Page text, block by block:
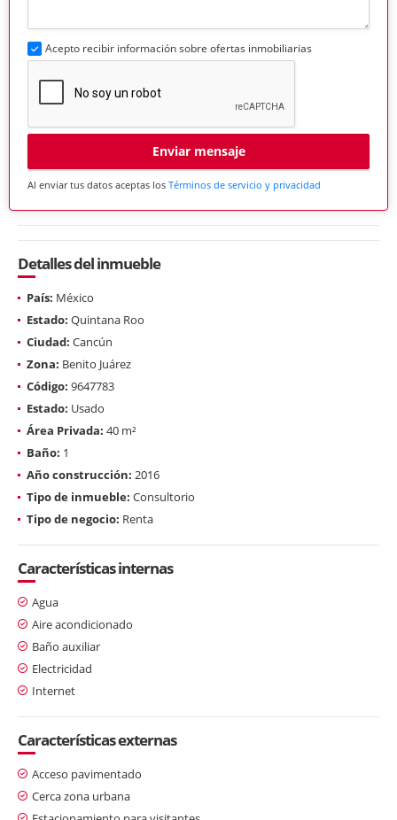
Acepto recibir información sobre ofertas inmobiliarias
Enviar mensaje
Al enviar tus datos aceptas los Términos de servicio y privacidad
Detalles del inmueble
País: México
Estado: Quintana Roo
Ciudad: Cancún
Zona: Benito Juárez
Código: 9647783
Estado: Usado
Área Privada: 40 m²
Baño: 1
Año construcción: 2016
Tipo de inmueble: Consultorio
Tipo de negocio: Renta
Características internas
Agua
Aire acondicionado
Baño auxiliar
Electricidad
Internet
Características externas
Acceso pavimentado
Cerca zona urbana